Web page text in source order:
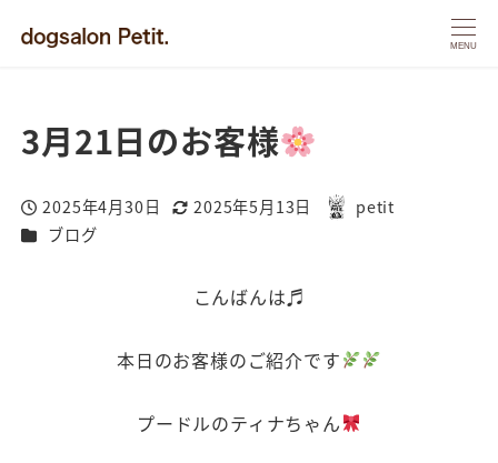
MENU
3月21日のお客様
投稿日
2025年4月30日
更新日
2025年5月13日
著
petit
カテゴリー
ブログ
こんばんは♬
本日のお客様のご紹介です
プードルのティナちゃん